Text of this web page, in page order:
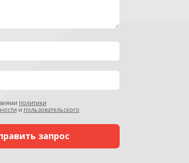
политики
и пользовательского